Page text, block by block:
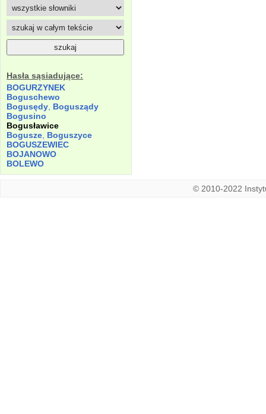
Hasła sąsiadujące:
BOGURZYNEK
Boguschewo
Bogusędy Bogusządy
Bogusino
Bogusławice
Bogusze Boguszyce
BOGUSZEWIEC
BOJANOWO
BOLEWO
© 2010-2022